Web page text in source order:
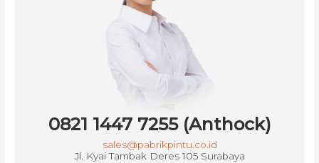
0821 1447 7255 (Anthock)
sales@pabrikpintu.co.id
Jl. Kyai Tambak Deres 105 Surabaya